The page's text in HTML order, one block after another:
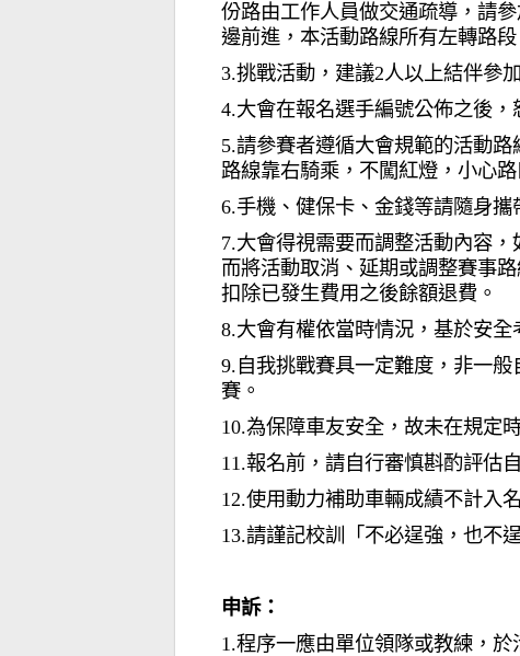
份路由工作人員做交通疏導，請
邊前進，本活動路線所有左轉路
3.挑戰活動，建議2人以上結伴參
4.大會在報名選手編號公佈之後，
5.請參賽者遵循大會規範的活動
路線靠右騎乘，不闖紅燈，小心
6.手機、健保卡、金錢等請隨身
7.大會得視需要而調整活動內容
而將活動取消、延期或調整賽事
扣除已發生費用之後餘額退費。
8.大會有權依當時情況，基於安全
9. 自我挑戰賽具一定難度，非一
賽。
10.為保障車友安全，故未在規定
11.報名前，請自行審慎斟酌評估
12.使用動力補助車輛成績不計入
13.請謹記校訓「不必逞強，也不
申訴：
1.程序一應由單位領隊或教練，